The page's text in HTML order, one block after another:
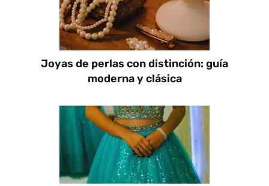
Joyas de perlas con distinción: guía
moderna y clásica